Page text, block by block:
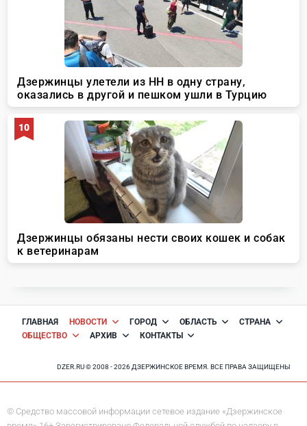
ГЛАВНАЯ НОВОСТИ ГОРОД ОБЛАСТЬ
СТРАНА
ОБЩЕСТВО
АРХИВ КОНТАКТЫ
DZER.RU © 2008 - 2026 ДЗЕРЖИНСКОЕ ВРЕМЯ. ВСЕ ПРАВА ЗАЩИЩЕНЫ
© Средство массовой информации сетевое издание «Дзержинское